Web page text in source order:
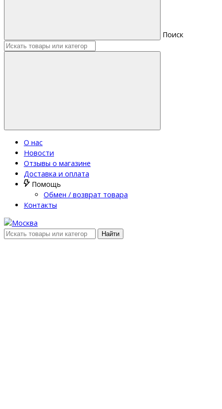
Поиск
О нас
Новости
Отзывы о магазине
Доставка и оплата
Помощь
Обмен / возврат товара
Контакты
Найти